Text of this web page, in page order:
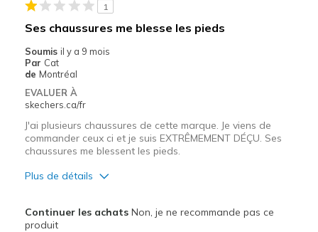
Les meilleures utilisations
Going Out
Special Occasions
Travel
Width
Feels true to width
Sizing
1
Ses chaussures me blesse les pieds
Soumis il y a 9 mois
Par Cat
de Montréal
EVALUER À
skechers.ca/fr
J'ai plusieurs chaussures de cette marque. Je viens de
commander ceux ci et je suis EXTRÊMEMENT DÉÇU. Ses
chaussures me blessent les pieds.
Plus de détails
Correspond bien à la photo
Continuer les achatsNon, je ne recommande pas ce
produit